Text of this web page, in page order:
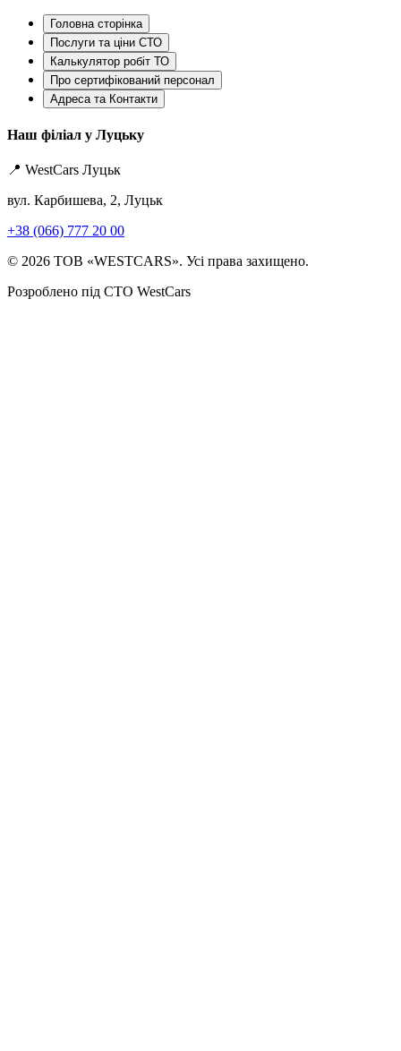
Головна сторінка
Послуги та ціни СТО
Калькулятор робіт ТО
Про сертифікований персонал
Адреса та Контакти
Наш філіал у Луцьку
📍 WestCars Луцьк
вул. Карбишева, 2, Луцьк
+38 (066) 777 20 00
© 2026 ТОВ «WESTCARS». Усі права захищено.
Розроблено під СТО WestCars